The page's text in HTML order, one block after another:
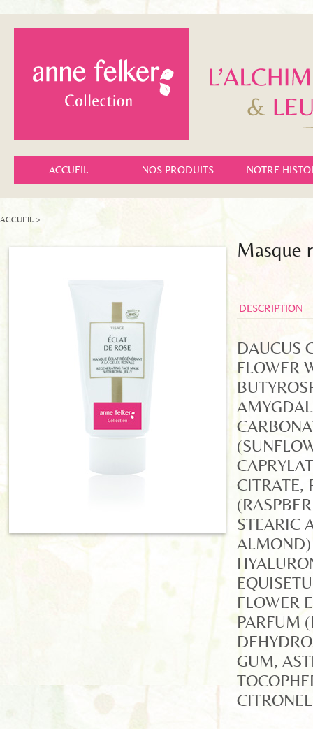
ACCUEIL NOS PRODUITS NOTRE
ACCUEIL >
Masque
DESCRIPTION
DAUCUS
FLOWER
CITRATE,
STEARIC
ALMOND)
FLOWER
PARFUM
GUM,